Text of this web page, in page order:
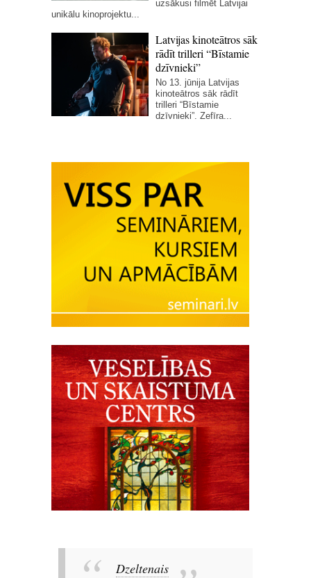
uzsākusi filmēt Latvijai
unikālu kinoprojektu...
Latvijas kinoteātros sāk
rādīt trilleri “Bīstamie
dzīvnieki”
No 13. jūnija Latvijas
kinoteātros sāk rādīt
trilleri “Bīstamie
dzīvnieki”. Zefīra...
Dzeltenais